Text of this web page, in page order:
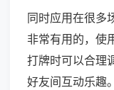
同时应用在很多
非常有用的，使
打牌时可以合理
好友间互动乐趣。